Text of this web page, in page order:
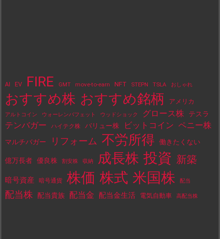
AI EV FIRE GMT move-to-earn NFT STEPN TSLA おしゃれ
おすすめ株 おすすめ銘柄 アメリカ
アルトコイン ウォーレンバフェット ウッドショック グロース株 テスラ
テンバガー ハイテク株 バリュー株 ビットコイン ペニー株
マルチバガー リフォーム 不労所得 働きたくない
億万長者 優良株 割安株 収納 成長株 投資 新築
暗号資産 暗号通貨 株価 株式 米国株 配当
配当株 配当貴族 配当金 配当金生活 電気自動車 高配当株